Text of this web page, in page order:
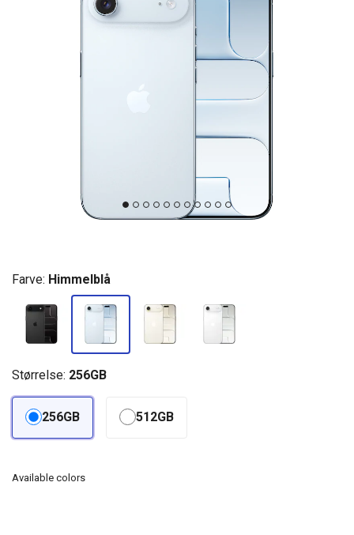
Farve: Himmelblå
Størrelse: 256GB
256GB 512GB
Available colors